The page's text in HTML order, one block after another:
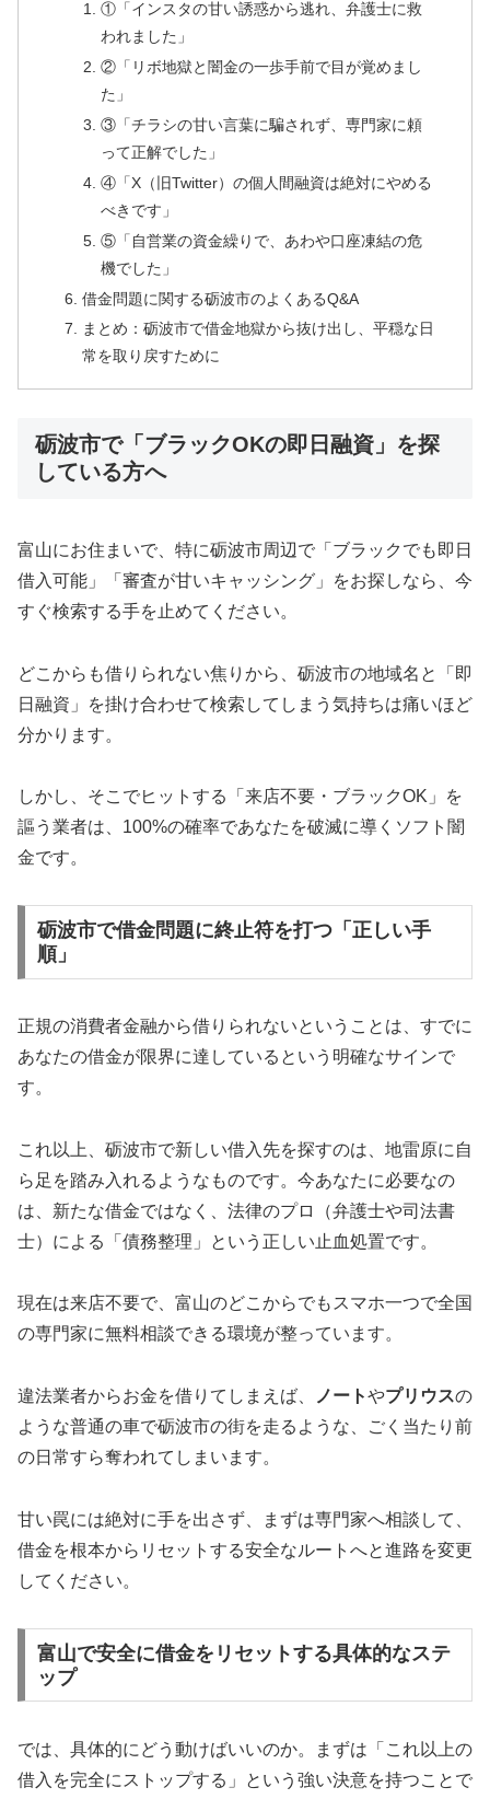
①「インスタの甘い誘惑から逃れ、弁護士に救
われました」
②「リボ地獄と闇金の一歩手前で目が覚めまし
た」
③「チラシの甘い言葉に騙されず、専門家に頼
って正解でした」
④「X（旧Twitter）の個人間融資は絶対にやめる
べきです」
⑤「自営業の資金繰りで、あわや口座凍結の危
機でした」
借金問題に関する砺波市のよくあるQ&A
まとめ：砺波市で借金地獄から抜け出し、平穏な日
常を取り戻すために
砺波市で「ブラックOKの即日融資」を探
している方へ
富山にお住まいで、特に砺波市周辺で「ブラックでも即日
借入可能」「審査が甘いキャッシング」をお探しなら、今
すぐ検索する手を止めてください。
どこからも借りられない焦りから、砺波市の地域名と「即
日融資」を掛け合わせて検索してしまう気持ちは痛いほど
分かります。
しかし、そこでヒットする「来店不要・ブラックOK」を
謳う業者は、100%の確率であなたを破滅に導くソフト闇
金です。
砺波市で借金問題に終止符を打つ「正しい手
順」
正規の消費者金融から借りられないということは、すでに
あなたの借金が限界に達しているという明確なサインで
す。
これ以上、砺波市で新しい借入先を探すのは、地雷原に自
ら足を踏み入れるようなものです。今あなたに必要なの
は、新たな借金ではなく、法律のプロ（弁護士や司法書
士）による「債務整理」という正しい止血処置です。
現在は来店不要で、富山のどこからでもスマホ一つで全国
の専門家に無料相談できる環境が整っています。
違法業者からお金を借りてしまえば、 ノートやプリウスの
ような普通の車で砺波市の街を走るような、ごく当たり前
の日常すら奪われてしまいます。
甘い罠には絶対に手を出さず、まずは専門家へ相談して、
借金を根本からリセットする安全なルートへと進路を変更
してください。
富山で安全に借金をリセットする具体的なステ
ップ
では、具体的にどう動けばいいのか。まずは「これ以上の
借入を完全にストップする」という強い決意を持つことで